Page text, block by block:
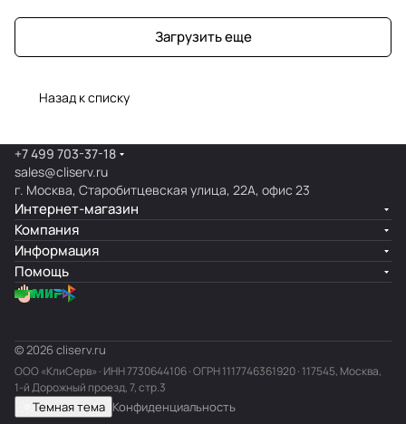
Загрузить еще
Назад к списку
+7 499 703-37-18
sales@cliserv.ru
г. Москва, Старобитцевская улица, 22А, офис 23
Интернет-магазин
Компания
Информация
Помощь
© 2026 cliserv.ru
ООО «КлиСерв» · ИНН7730644106· ОГРН 1117746361920 · 117545, Москва,
1-й Дорожный проезд, 7, стр.3
Темная тема Конфиденциальность